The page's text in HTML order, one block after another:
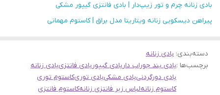
بادی زنانه چرم و تور زیپ‌دار | بادی فانتزی گیپور مشکی
پیراهن دیسکویی زنانه ویتاریتا مدل براق | کاستوم مهمانی
دسته‌بندی: بادی زنانه
برچسب‌ها :بادی بند جوراب داربادی گیپوربادی فانتزیبادی زنانه
بادی دورگردنیبادی مشکیبادی توریکاستوم توری
کاستوم زنانهلباس زیر فانتزی زنانهکاستوم فانتزی